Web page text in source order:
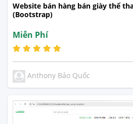
Website bán hàng bán giày thể
(Bootstrap)
Miễn Phí
Anthony Bảo Quốc